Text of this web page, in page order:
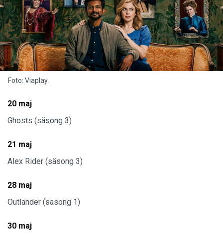
Foto: Viaplay.
20 maj
Ghosts (säsong 3)
21 maj
Alex Rider (säsong 3)
28 maj
Outlander (säsong 1)
30 maj